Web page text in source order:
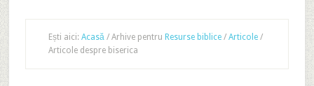
Ești aici: Acasă /Arhive pentru Resurse biblice / Articole /
Articole despre biserica